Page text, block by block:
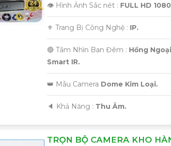
👁 Hình Ảnh Sắc nét : FULL HD
⚜️ Trang Bị Công Nghệ : IP.
🔴 Tầm Nhìn Ban Đêm : Hồng
Smart IR.
👑 Mẫu Camera Dome Kim Loại.
️🔈 Khả Năng : Thu Âm.
TRỌN BỘ CAMERA KHO